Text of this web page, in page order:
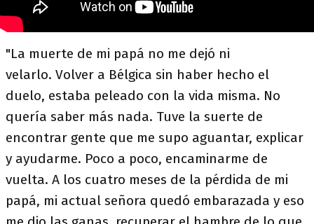
"La muerte de mi papá no me dejó ni
velarlo. Volver a Bélgica sin haber hecho el
duelo, estaba peleado con la vida misma. No
quería saber más nada. Tuve la suerte de
encontrar gente que me supo aguantar, explicar
y ayudarme. Poco a poco, encaminarme de
vuelta. A los cuatro meses de la pérdida de mi
papá, mi actual señora quedó embarazada y eso